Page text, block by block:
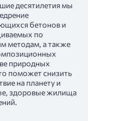
десятилетия мы
бетонов и
по
методам, а также
природных
поможет снизить
на планету и
здоровые жилища